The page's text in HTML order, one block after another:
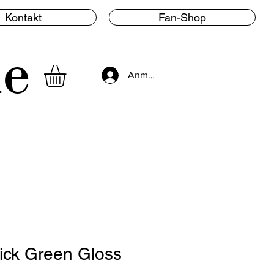
Kontakt Fan-Shop
Anmelden
Green Gloss